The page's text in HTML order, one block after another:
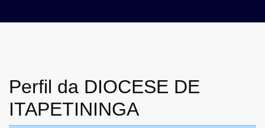
Perfil da DIOCESE DE
ITAPETININGA